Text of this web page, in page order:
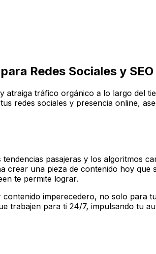
Redes Sociales y SEO
tráfico orgánico a lo largo del
redes sociales y presencia online,
pasajeras y los algoritmos
crear una pieza de contenido hoy que
te permite lograr.
imperecedero, no solo para
para ti 24/7, impulsando tu